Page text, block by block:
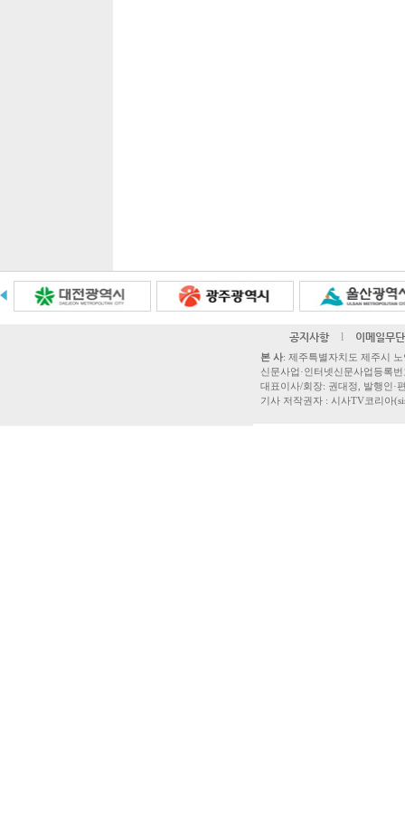
공지사항 l 이메일무
본 사: 제주특별자치도 제주시
신문사업·인터넷신문사업등록
대표이사/회장: 권대정, 발행인·
기사 저작권자 : 시사TV코리아